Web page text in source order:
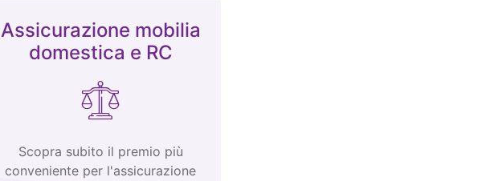
Assicurazione mobilia
domestica e RC
Scopra subito il premio più
conveniente per l'assicurazione